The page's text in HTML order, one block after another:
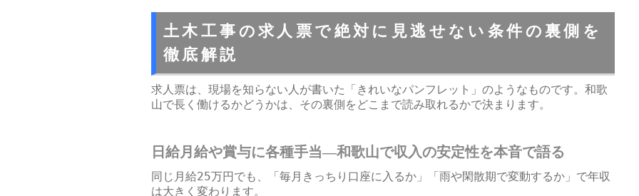
土木工事の求人票で絶対に見逃せない条件の裏側を
徹底解説
求人票は、現場を知らない人が書いた「きれいなパンフレット」のようなものです。和歌
山で長く働けるかどうかは、その裏側をどこまで読み取れるかで決まります。
日給月給や賞与に各種手当―和歌山で収入の安定性を本音で語る
同じ月給25万円でも、「毎月きっちり口座に入るか」「雨や閑散期で変動するか」で年収
は大きく変わります。